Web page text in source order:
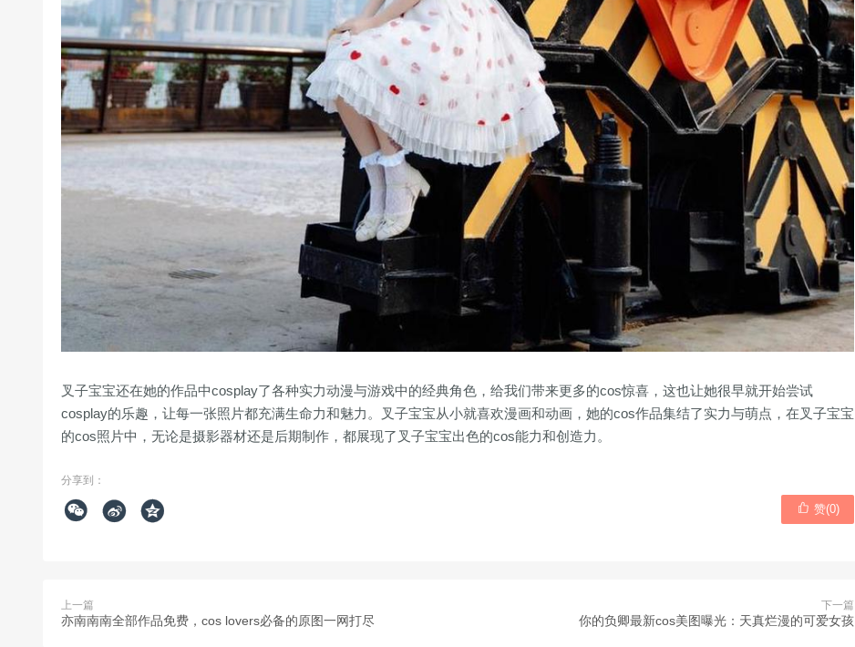
叉子宝宝还在她的作品中cosplay了各种实力动漫与游戏中的经典角色，给我们带来更多的cos惊喜，这也让她很早就开始尝试
cosplay的乐趣，让每一张照片都充满生命力和魅力。叉子宝宝从小就喜欢漫画和动画，她的cos作品集结了实力与萌点，在叉子宝宝
的cos照片中，无论是摄影器材还是后期制作，都展现了叉子宝宝出色的cos能力和创造力。
分享到：
    赞(0)
上一篇
亦南南南全部作品免费，cos lovers必备的原图一网打尽
下一篇
你的负卿最新cos美图曝光：天真烂漫的可爱女孩